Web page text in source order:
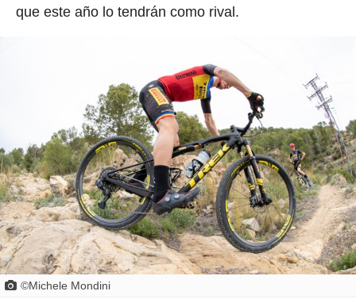
que este año lo tendrán como rival.
©Michele Mondini